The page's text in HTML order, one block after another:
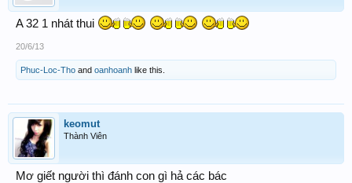
A 32 1 nhát thui
20/6/13
Phuc-Loc-Tho and oanhoanh like this.
keomut
Thành Viên
Mơ giết người thì đánh con gì hả các bác